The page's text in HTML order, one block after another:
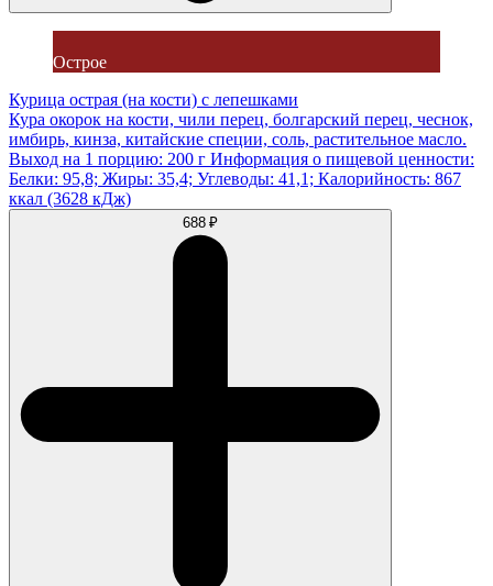
Острое
Курица острая (на кости) с лепешками
Кура окорок на кости, чили перец, болгарский перец, чеснок,
имбирь, кинза, китайские специи, соль, растительное масло.
Выход на 1 порцию: 200 г Информация о пищевой ценности:
Белки: 95,8; Жиры: 35,4; Углеводы: 41,1; Калорийность: 867
ккал (3628 кДж)
688 ₽